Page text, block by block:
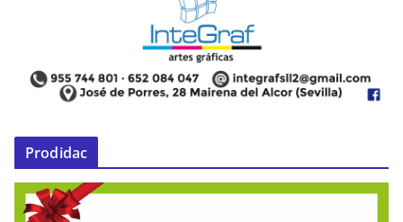
Prodidac